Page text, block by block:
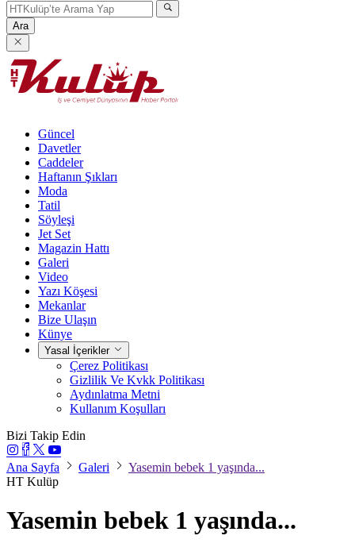
Ara
Güncel
Davetler
Caddeler
Haftanın Şıkları
Moda
Tatil
Söyleşi
Jet Set
Magazin Hattı
Galeri
Video
Yazı Köşesi
Mekanlar
Bize Ulaşın
Künye
Yasal İçerikler
Çerez Politikası
Gizlilik Ve Kvkk Politikası
Aydınlatma Metni
Kullanım Koşulları
Bizi Takip Edin
Ana Sayfa Galeri
Yasemin bebek 1 yaşında...
HT Kulüp
Yasemin bebek 1 yaşında...